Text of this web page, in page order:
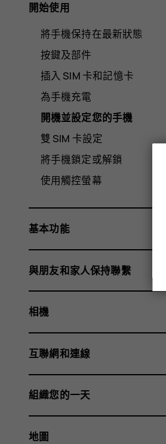
開始使用
將手機保持在最新狀態
按鍵及部件
插入 SIM 卡和記憶卡
為手機充電
開機並設定您的手機
雙 SIM 卡設定
將手機鎖定或解鎖
使用觸控螢幕
基本功能
與朋友和家人保持聯繫
相機
互聯網和連線
組織您的一天
地圖